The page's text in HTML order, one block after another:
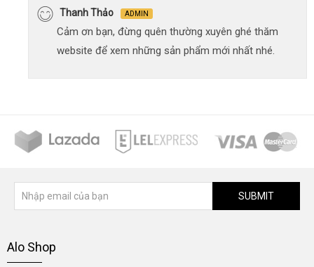
Thanh Thảo ADMIN
Cảm ơn bạn, đừng quên thường xuyên ghé thăm
website để xem những sản phẩm mới nhất nhé.
SUBMIT
Alo Shop